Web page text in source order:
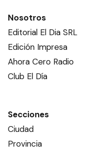
Nosotros
Editorial El Dia SRL
Edición Impresa
Ahora Cero Radio
Club El Día
Secciones
Ciudad
Provincia